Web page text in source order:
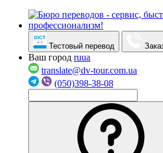
Тестовый перевод
Ваш город ruua
translate@dv-tour.com.ua
(050)398-38-08